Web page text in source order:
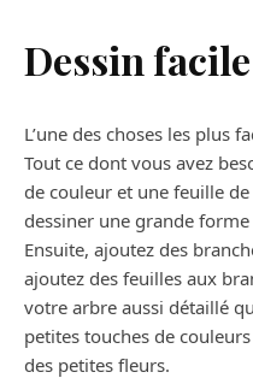
Dessin
L’une des choses les plus
Tout ce dont vous avez
de couleur et une feuille
dessiner une grande
Ensuite, ajoutez des
ajoutez des feuilles aux
votre arbre aussi détaillé
petites touches de
des petites fleurs.